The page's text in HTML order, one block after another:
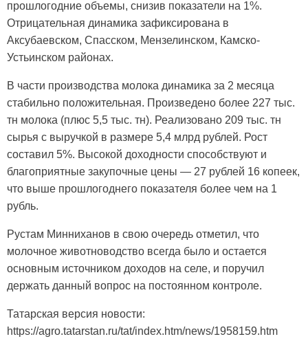
прошлогодние объемы, снизив показатели на 1%.
Отрицательная динамика зафиксирована в
Аксубаевском, Спасском, Мензелинском, Камско-
Устьинском районах.
В части производства молока динамика за 2 месяца
стабильно положительная. Произведено более 227 тыс.
тн молока (плюс 5,5 тыс. тн). Реализовано 209 тыс. тн
сырья с выручкой в размере 5,4 млрд рублей. Рост
составил 5%. Высокой доходности способствуют и
благоприятные закупочные цены — 27 рублей 16 копеек,
что выше прошлогоднего показателя более чем на 1
рубль.
Рустам Минниханов в свою очередь отметил, что
молочное животноводство всегда было и остается
основным источником доходов на селе, и поручил
держать данный вопрос на постоянном контроле.
Татарская версия новости:
https://agro.tatarstan.ru/tat/index.htm/news/1958159.htm